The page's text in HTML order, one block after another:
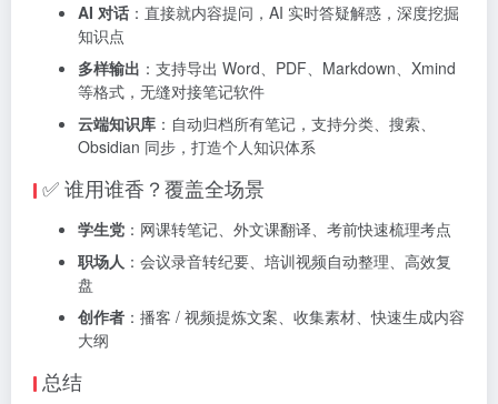
AI 对话 ：直接就内容提问，AI 实时答疑解惑，深度挖掘
知识点
多样输出 ：支持导出 Word、PDF、Markdown、Xmind
等格式，无缝对接笔记软件
云端知识库 ：自动归档所有笔记，支持分类、搜索、
Obsidian 同步，打造个人知识体系
✅ 谁用谁香？覆盖全场景
学生党 ：网课转笔记、外文课翻译、考前快速梳理考点
职场人 ：会议录音转纪要、培训视频自动整理、高效复
盘
创作者 ：播客 / 视频提炼文案、收集素材、快速生成内容
大纲
总结